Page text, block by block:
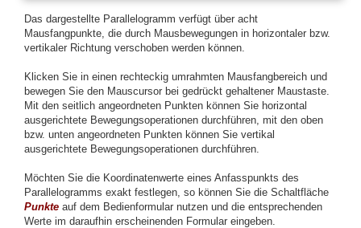
Das dargestellte Parallelogramm verfügt über acht
Mausfangpunkte, die durch Mausbewegungen in horizontaler bzw.
vertikaler Richtung verschoben werden können.
Klicken Sie in einen rechteckig umrahmten Mausfangbereich und
bewegen Sie den Mauscursor bei gedrückt gehaltener Maustaste.
Mit den seitlich angeordneten Punkten können Sie horizontal
ausgerichtete Bewegungsoperationen durchführen, mit den oben
bzw. unten angeordneten Punkten können Sie vertikal
ausgerichtete Bewegungsoperationen durchführen.
Möchten Sie die Koordinatenwerte eines Anfasspunkts des
Parallelogramms exakt festlegen, so können Sie die Schaltfläche
Punkte auf dem Bedienformular nutzen und die entsprechenden
Werte im daraufhin erscheinenden Formular eingeben.